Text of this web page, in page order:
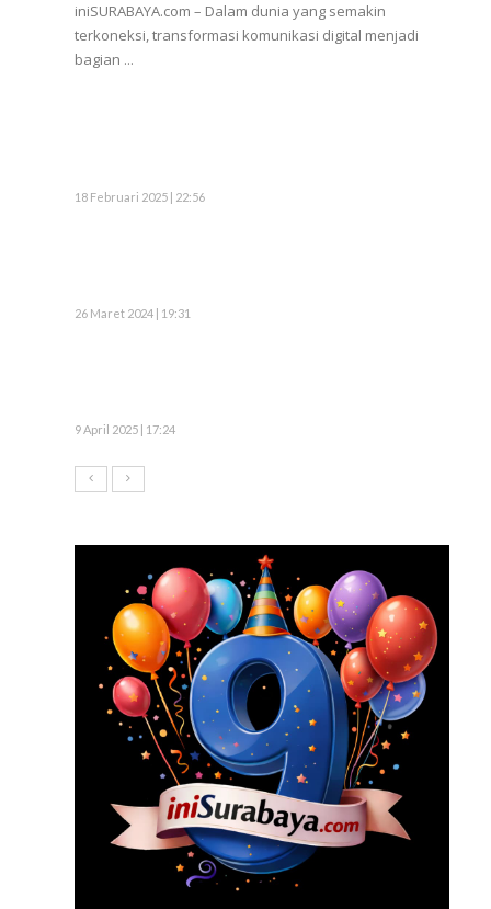
iniSURABAYA.com – Dalam dunia yang semakin
terkoneksi, transformasi komunikasi digital menjadi
bagian ...
18 Februari 2025 | 22:56
26 Maret 2024 | 19:31
9 April 2025 | 17:24